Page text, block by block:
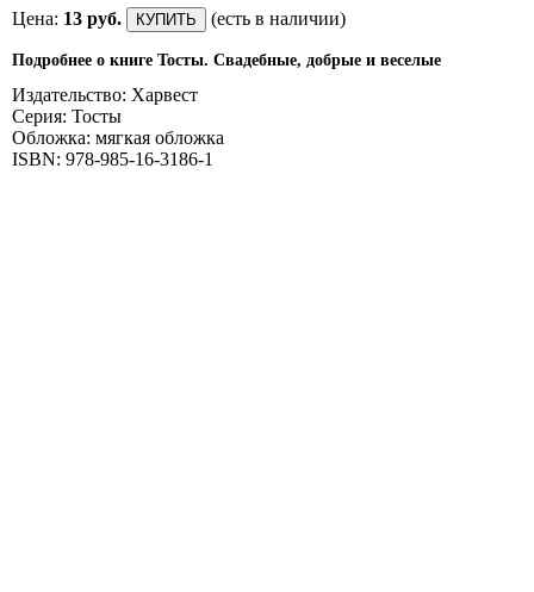
Цена: 13 руб. (есть в наличии)
Подробнее о книге Тосты. Свадебные, добрые и веселые
Издательство: Харвест
Серия: Тосты
Обложка: мягкая обложка
ISBN: 978-985-16-3186-1